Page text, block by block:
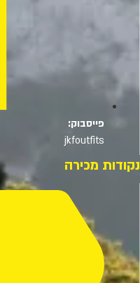
פייסבוק:
jkfoutfits
נקודות מכירה